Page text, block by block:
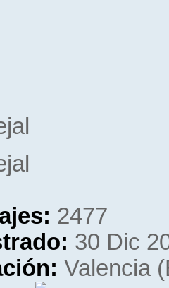
2477
30 Dic
Valencia